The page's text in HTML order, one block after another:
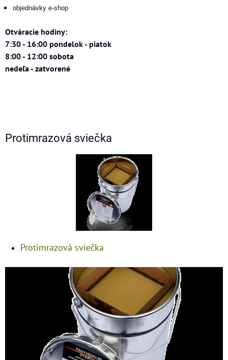
objednávky e-shop
Otváracie hodiny:
7:30 - 16:00 pondelok - piatok
8:00 - 12:00 sobota
nedeľa - zatvorené
Protimrazová sviečka
Protimrazová sviečka